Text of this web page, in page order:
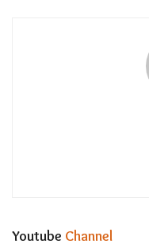
Youtube Channel